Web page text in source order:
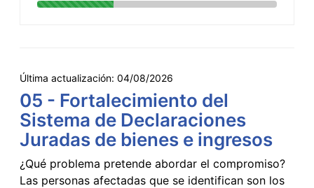
Última actualización: 04/08/2026
05 - Fortalecimiento del
Sistema de Declaraciones
Juradas de bienes e ingresos
¿Qué problema pretende abordar el compromiso?
Las personas afectadas que se identifican son los